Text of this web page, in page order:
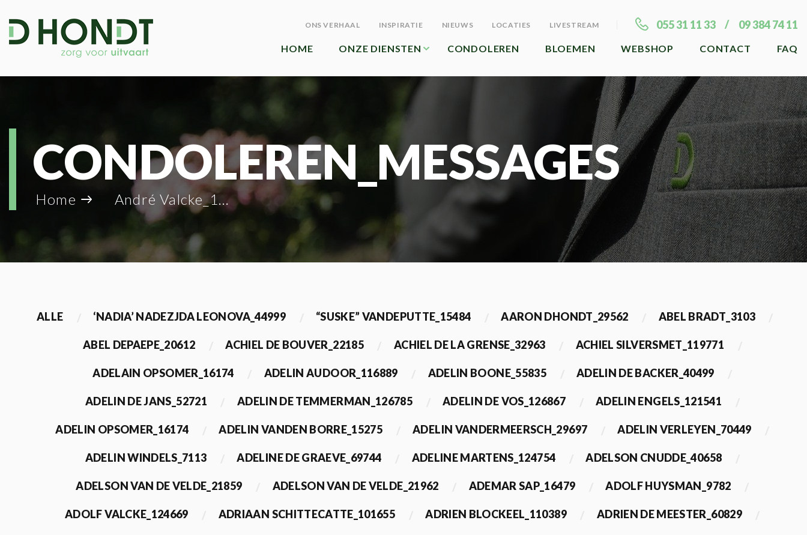
ONS VERHAAL INSPIRATIE NIEUWS LOCATIES LIVESTREAM 055 31 11 33 09 384 74 11
HOME ONZE DIENSTEN CONDOLEREN BLOEMEN WEBSHOP CONTACT FAQ
CONDOLEREN_MESSAGES
Home André Valcke_126460
ALLE ‘NADIA’ NADEZJDA LEONOVA_44999 “SUSKE” VANDEPUTTE_15484 AARON DHONDT_29562 ABEL BRADT_3103
ABEL DEPAEPE_20612 ACHIEL DE BOUVER_22185 ACHIEL DE LA GRENSE_32963 ACHIEL SILVERSMET_119771
ADELAIN OPSOMER_16174 ADELIN AUDOOR_116889 ADELIN BOONE_55835 ADELIN DE BACKER_40499
ADELIN DE JANS_52721 ADELIN DE TEMMERMAN_126785 ADELIN DE VOS_126867 ADELIN ENGELS_121541
ADELIN OPSOMER_16174 ADELIN VANDEN BORRE_15275 ADELIN VANDERMEERSCH_29697 ADELIN VERLEYEN_70449
ADELIN WINDELS_7113 ADELINE DE GRAEVE_69744 ADELINE MARTENS_124754 ADELSON CNUDDE_40658
ADELSON VAN DE VELDE_21859 ADELSON VAN DE VELDE_21962 ADEMAR SAP_16479 ADOLF HUYSMAN_9782
ADOLF VALCKE_124669 ADRIAAN SCHITTECATTE_101655 ADRIEN BLOCKEEL_110389 ADRIEN DE MEESTER_60829